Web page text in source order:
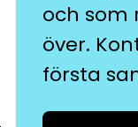
och som
över.
första